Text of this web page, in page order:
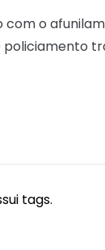
o
policiamento
tags.